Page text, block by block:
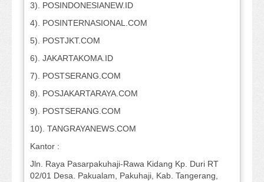
3). POSINDONESIANEW.ID
4). POSINTERNASIONAL.COM
5). POSTJKT.COM
6). JAKARTAKOMA.ID
7). POSTSERANG.COM
8). POSJAKARTARAYA.COM
9). POSTSERANG.COM
10). TANGRAYANEWS.COM
Kantor :
Jln. Raya Pasarpakuhaji-Rawa Kidang Kp. Duri RT
02/01 Desa. Pakualam, Pakuhaji, Kab. Tangerang,